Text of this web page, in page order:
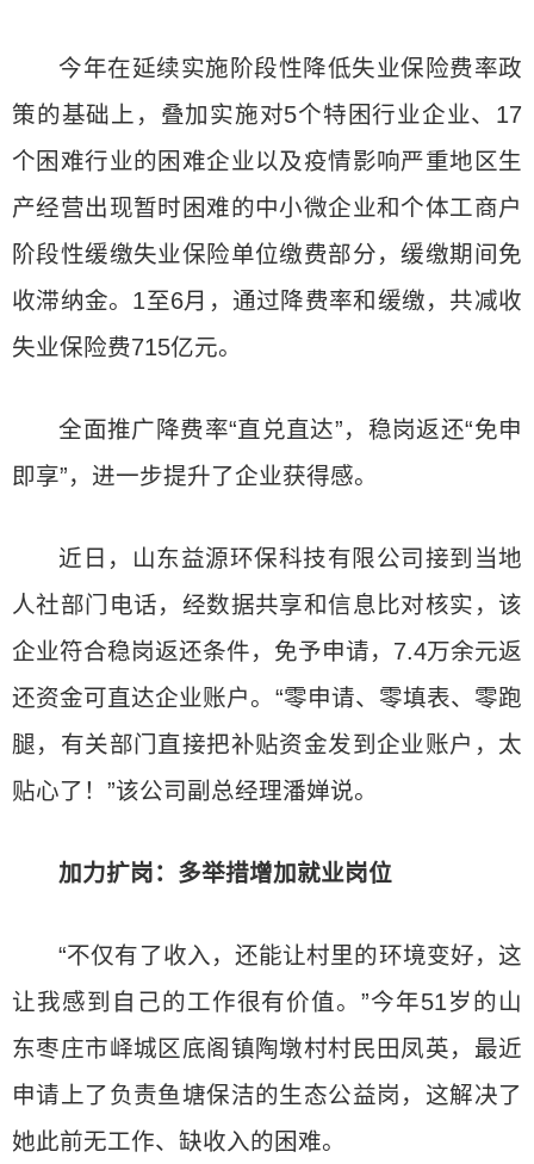
今年在延续实施阶段性降低失业保险费率政
策的基础上，叠加实施对5个特困行业企业、17
个困难行业的困难企业以及疫情影响严重地区生
产经营出现暂时困难的中小微企业和个体工商户
阶段性缓缴失业保险单位缴费部分，缓缴期间免
收滞纳金。1至6月，通过降费率和缓缴，共减收
失业保险费715亿元。
全面推广降费率“直兑直达”，稳岗返还“免申
即享”，进一步提升了企业获得感。
近日，山东益源环保科技有限公司接到当地
人社部门电话，经数据共享和信息比对核实，该
企业符合稳岗返还条件，免予申请，7.4万余元返
还资金可直达企业账户。“零申请、零填表、零跑
腿，有关部门直接把补贴资金发到企业账户，太
贴心了！”该公司副总经理潘婵说。
加力扩岗：多举措增加就业岗位
“不仅有了收入，还能让村里的环境变好，这
让我感到自己的工作很有价值。”今年51岁的山
东枣庄市峄城区底阁镇陶墩村村民田凤英，最近
申请上了负责鱼塘保洁的生态公益岗，这解决了
她此前无工作、缺收入的困难。